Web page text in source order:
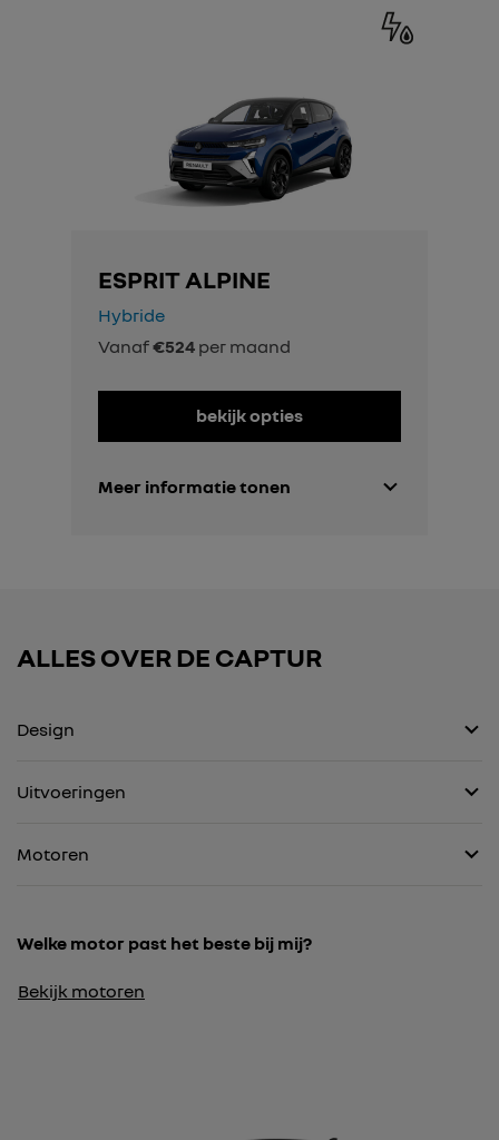
ESPRIT ALPINE
Hybride
Vanaf€524 per maand
bekijk opties
Meer informatie tonen
ALLES OVER DE CAPTUR
Design
Uitvoeringen
Motoren
Welke motor past het beste bij mij?
Bekijk motoren